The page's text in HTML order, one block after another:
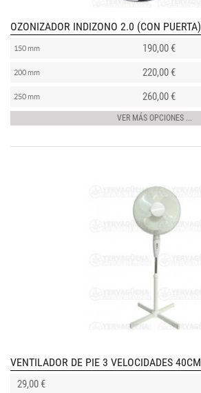
OZONIZADOR INDIZONO 2.0 (CON PUERTA)
150 mm 190,00 €
200 mm 220,00 €
250 mm 260,00 €
VER MÁS OPCIONES ...
VENTILADOR DE PIE 3 VELOCIDADES 40CM
29,00 €